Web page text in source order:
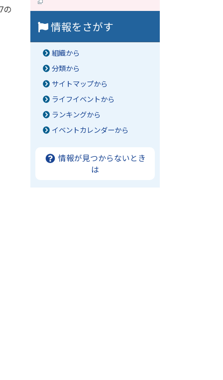
の
情報をさがす
組織から
分類から
サイトマップから
ライフイベントから
ランキングから
イベントカレンダーから
情報が見つからないとき
は